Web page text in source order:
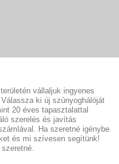
vállaljuk ingyenes
ki új szúnyoghálóját
20 éves tapasztalattal
szerelés és javítás
Ha szeretné igénybe
és mi szívesen segítünk!